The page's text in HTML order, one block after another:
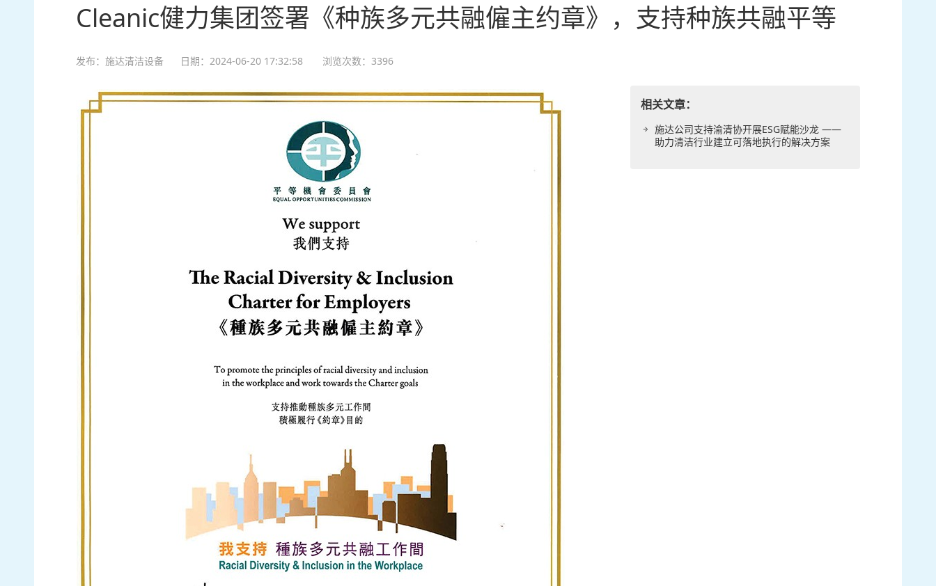
Cleanic健力集团签署《种族多元共融僱主约章》，支持种族共融平等
发布： 施达清洁设备 日期：2024-06-20 17:32:58 浏览次数：3396
相关文章：
施达公司支持渝清协开展ESG赋能沙龙 ——
助力清洁行业建立可落地执行的解决方案